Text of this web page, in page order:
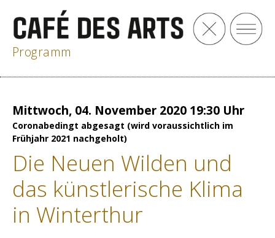
Programm
Mittwoch, 04. November 2020 19:30 Uhr
Coronabedingt abgesagt (wird voraussichtlich im
Frühjahr 2021 nachgeholt)
Die Neuen Wilden und
das künstlerische Klima
in Winterthur